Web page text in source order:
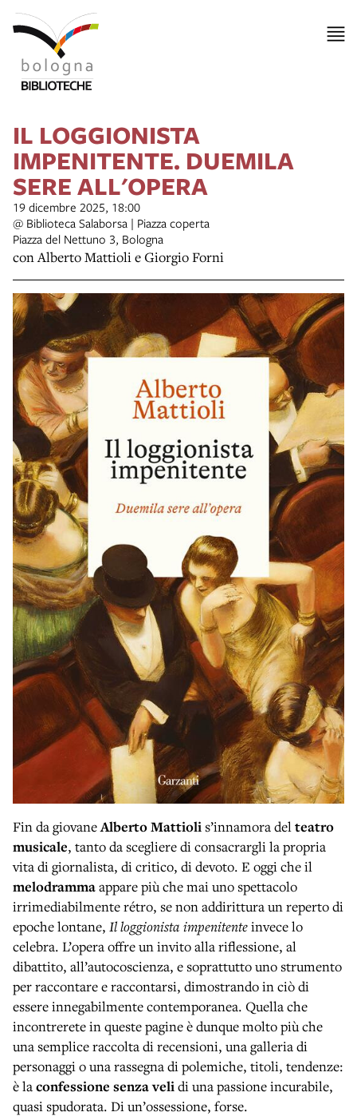
IL LOGGIONISTA
IMPENITENTE. DUEMILA
SERE ALL'OPERA
19 dicembre 2025, 18:00
@ Biblioteca Salaborsa | Piazza coperta
Piazza del Nettuno 3, Bologna
con Alberto Mattioli e Giorgio Forni
Fin da giovane Alberto Mattioli s’innamora del teatro
musicale, tanto da scegliere di consacrargli la propria
vita di giornalista, di critico, di devoto. E oggi che il
melodrammaappare più che mai uno spettacolo
irrimediabilmente rétro, se non addirittura un reperto di
epoche lontane, Il loggionista impenitenteinvece lo
celebra. L’opera offre un invito alla riflessione, al
dibattito, all’autocoscienza, e soprattutto uno strumento
per raccontare e raccontarsi, dimostrando in ciò di
essere innegabilmente contemporanea. Quella che
incontrerete in queste pagine è dunque molto più che
una semplice raccolta di recensioni, una galleria di
personaggi o una rassegna di polemiche, titoli, tendenze:
è la confessione senza veli di una passione incurabile,
quasi spudorata. Di un’ossessione, forse.